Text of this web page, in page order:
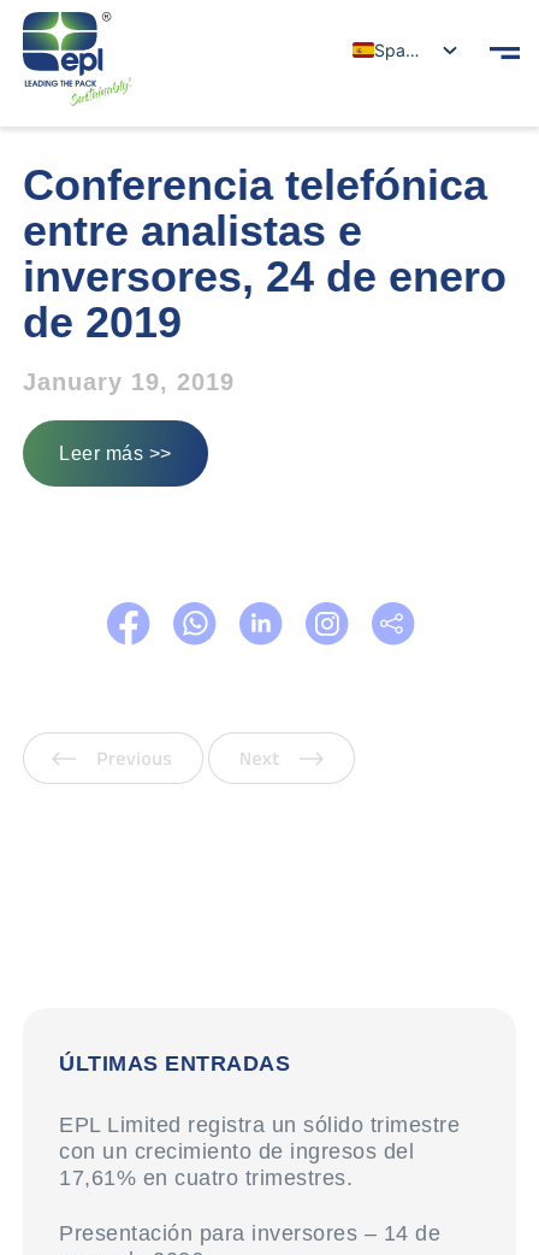
Spanish
Conferencia telefónica
entre analistas e
inversores, 24 de enero
de 2019
January 19, 2019
Leer más >>
Anterior
ÚLTIMAS ENTRADAS
EPL Limited registra un sólido trimestre
con un crecimiento de ingresos del
17,61% en cuatro trimestres.
Presentación para inversores – 14 de